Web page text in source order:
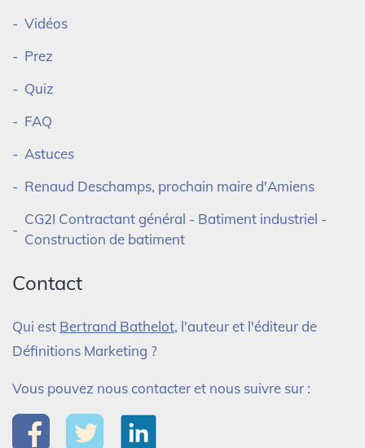
Vidéos
Prez
Quiz
FAQ
Astuces
Renaud Deschamps, prochain maire d'Amiens
CG2I Contractant général - Batiment industriel -
Construction de batiment
Contact
Qui est Bertrand Bathelot, l'auteur et l'éditeur de
Définitions Marketing ?
Vous pouvez nous contacter et nous suivre sur :